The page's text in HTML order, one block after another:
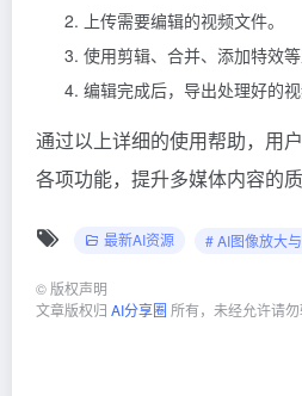
上传需要编辑的视频文件。
使用剪辑、合并、添加特效等
编辑完成后，导出处理好的视
通过以上详细的使用帮助，用
各项功能，提升多媒体内容的质
最新AI资源 # AI图像放大
© 版权声明
文章版权归 AI分享圈 所有，未经允许请勿